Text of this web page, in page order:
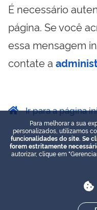
É necessário
página. Se você
essa mensagem
contate a
Ir para a página
Para melhorar a sua
personalizados, utilizamos
funcionalidades do site. Se
forem estritamente
autorizar, clique em